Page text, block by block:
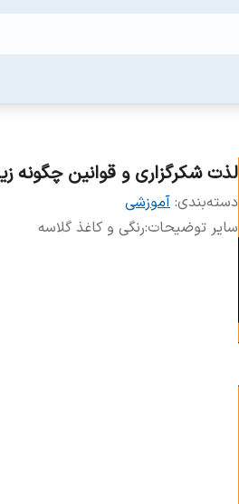
لذت شکرگزاری و قوانین
دسته‌بندی: آموزشی
سایر توضیحات:رنگی و کاغذ گلاسه